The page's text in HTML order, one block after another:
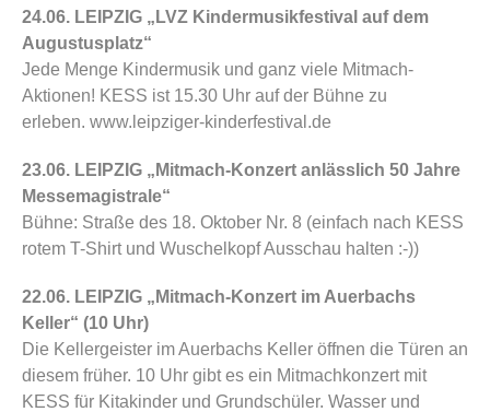
24.06. LEIPZIG „LVZ Kindermusikfestival auf dem
Augustusplatz“
Jede Menge Kindermusik und ganz viele Mitmach-
Aktionen! KESS ist 15.30 Uhr auf der Bühne zu
erleben. www.leipziger-kinderfestival.de
23.06. LEIPZIG „Mitmach-Konzert anlässlich 50 Jahre
Messemagistrale“
Bühne: Straße des 18. Oktober Nr. 8 (einfach nach KESS
rotem T-Shirt und Wuschelkopf Ausschau halten :-))
22.06. LEIPZIG „Mitmach-Konzert im Auerbachs
Keller“ (10 Uhr)
Die Kellergeister imAuerbachs Keller öffnen die Türen an
diesem früher. 10 Uhr gibt es ein Mitmachkonzert mit
KESS für Kitakinder und Grundschüler. Wasser und